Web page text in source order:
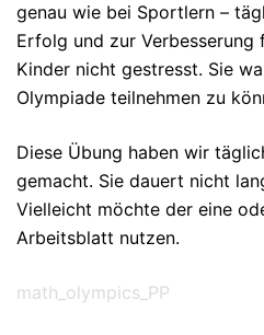
genau wie bei Sportlern –
Erfolg und zur
Kinder nicht gestresst. Sie
Olympiade teilnehmen zu
Diese Übung haben wir
gemacht. Sie dauert nicht
Vielleicht möchte der eine
Arbeitsblatt nutzen.
math_olympics_PP